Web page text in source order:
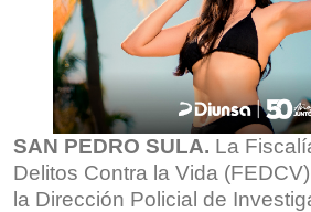
SAN PEDRO SULA. La
Delitos Contra la Vida
la Dirección Policial de